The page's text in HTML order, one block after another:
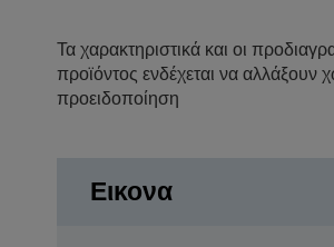
Τα χαρακτηριστικά και οι
προϊόντος ενδέχεται να αλλάξουν
προειδοποίηση
Εικονα